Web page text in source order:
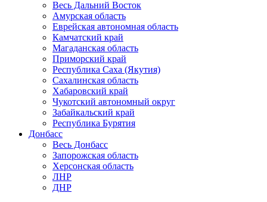
Весь Дальний Восток
Амурская область
Еврейская автономная область
Камчатский край
Магаданская область
Приморский край
Республика Саха (Якутия)
Сахалинская область
Хабаровский край
Чукотский автономный округ
Забайкальский край
Республика Бурятия
Донбасс
Весь Донбасс
Запорожская область
Херсонская область
ЛНР
ДНР